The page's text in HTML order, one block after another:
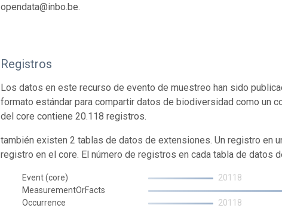
opendata@inbo.be.
Registros
Los datos en este recurso de evento de muestreo han sido
formato estándar para compartir datos de biodiversidad como un
del core contiene 20.118 registros.
también existen 2 tablas de datos de extensiones. Un registro en
registro en el core. El número de registros en cada tabla de datos
Event (core)
20118
MeasurementOrFacts
Occurrence
20118